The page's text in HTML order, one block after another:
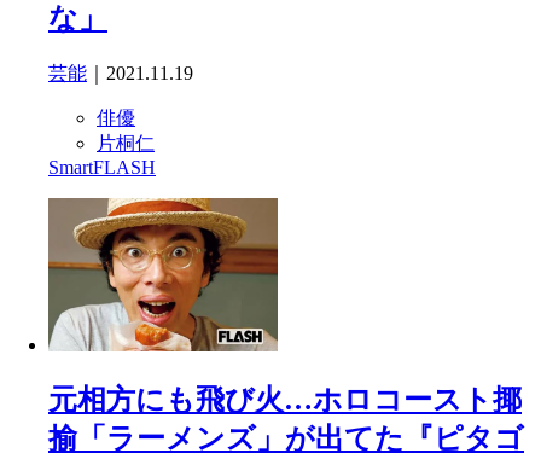
な」
芸能 ｜2021.11.19
俳優
片桐仁
SmartFLASH
元相方にも飛び火…ホロコースト揶
揄「ラーメンズ」が出てた『ピタゴ